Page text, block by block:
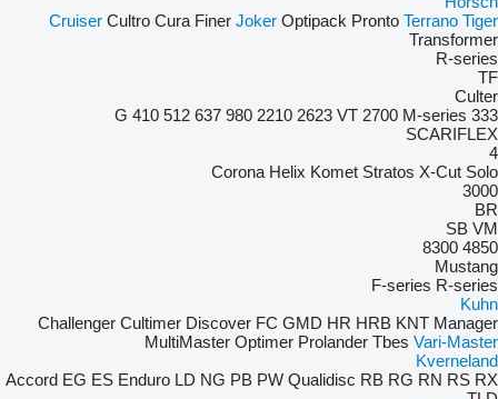
Cruiser Cultro Cura Finer Joker Optipack Pronto Terrano Tiger
Transformer
R-series
TF
Culter
333 G
410 512 637 980 2210 2623 VT 2700 M-series
SCARIFLEX
4
Corona Helix Komet Stratos X-Cut Solo
3000
BR
SB VM
4850
8300
Mustang
F-series R-series
Kuhn
Challenger Cultimer Discover FC GMD HR HRB KNT Manager
MultiMaster Optimer Prolander Tbes Vari-Master
Kverneland
Accord EG ES Enduro LD NG PB PW Qualidisc RB RG RN RS RX